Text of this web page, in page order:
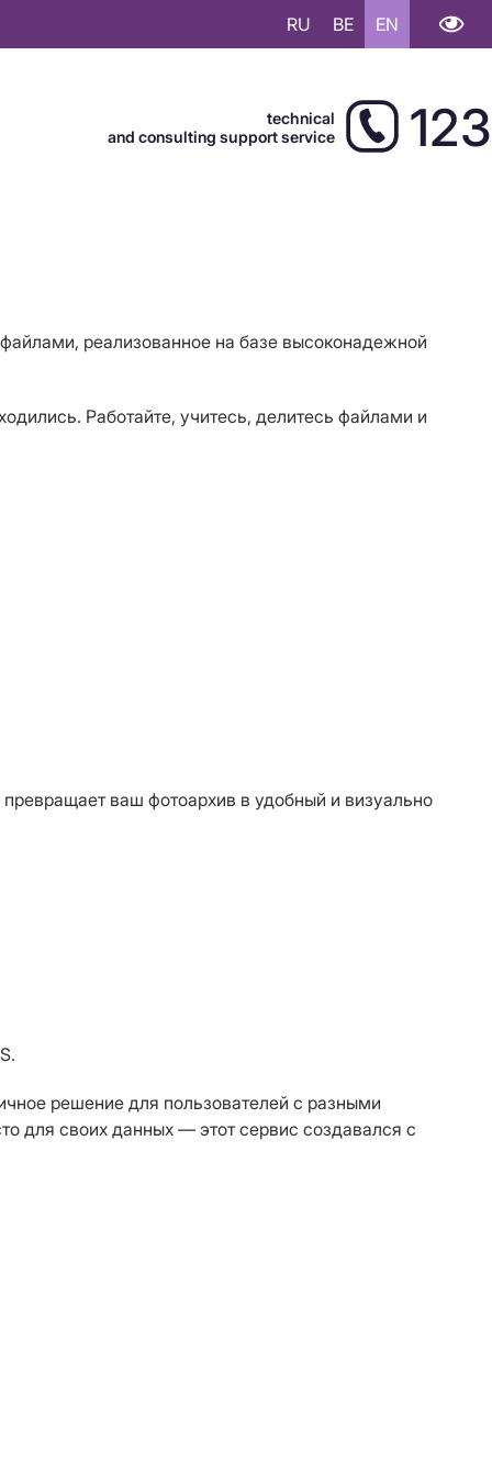
RU BE EN
technical
and consulting support service
123
реализованное на базе высоконадежной
Работайте, учитесь, делитесь файлами и
ваш фотоархив в удобный и визуально
решение для пользователей с разными
для своих данных — этот сервис создавался с